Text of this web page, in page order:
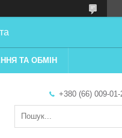
ТА ОБМІН
+380 (66) 009-01-